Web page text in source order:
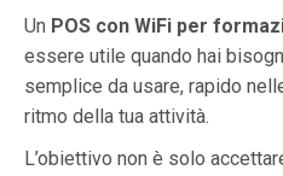
Un POS con WiFi per
essere utile quando hai
semplice da usare, rapido
ritmo della tua attività.
L’obiettivo non è solo